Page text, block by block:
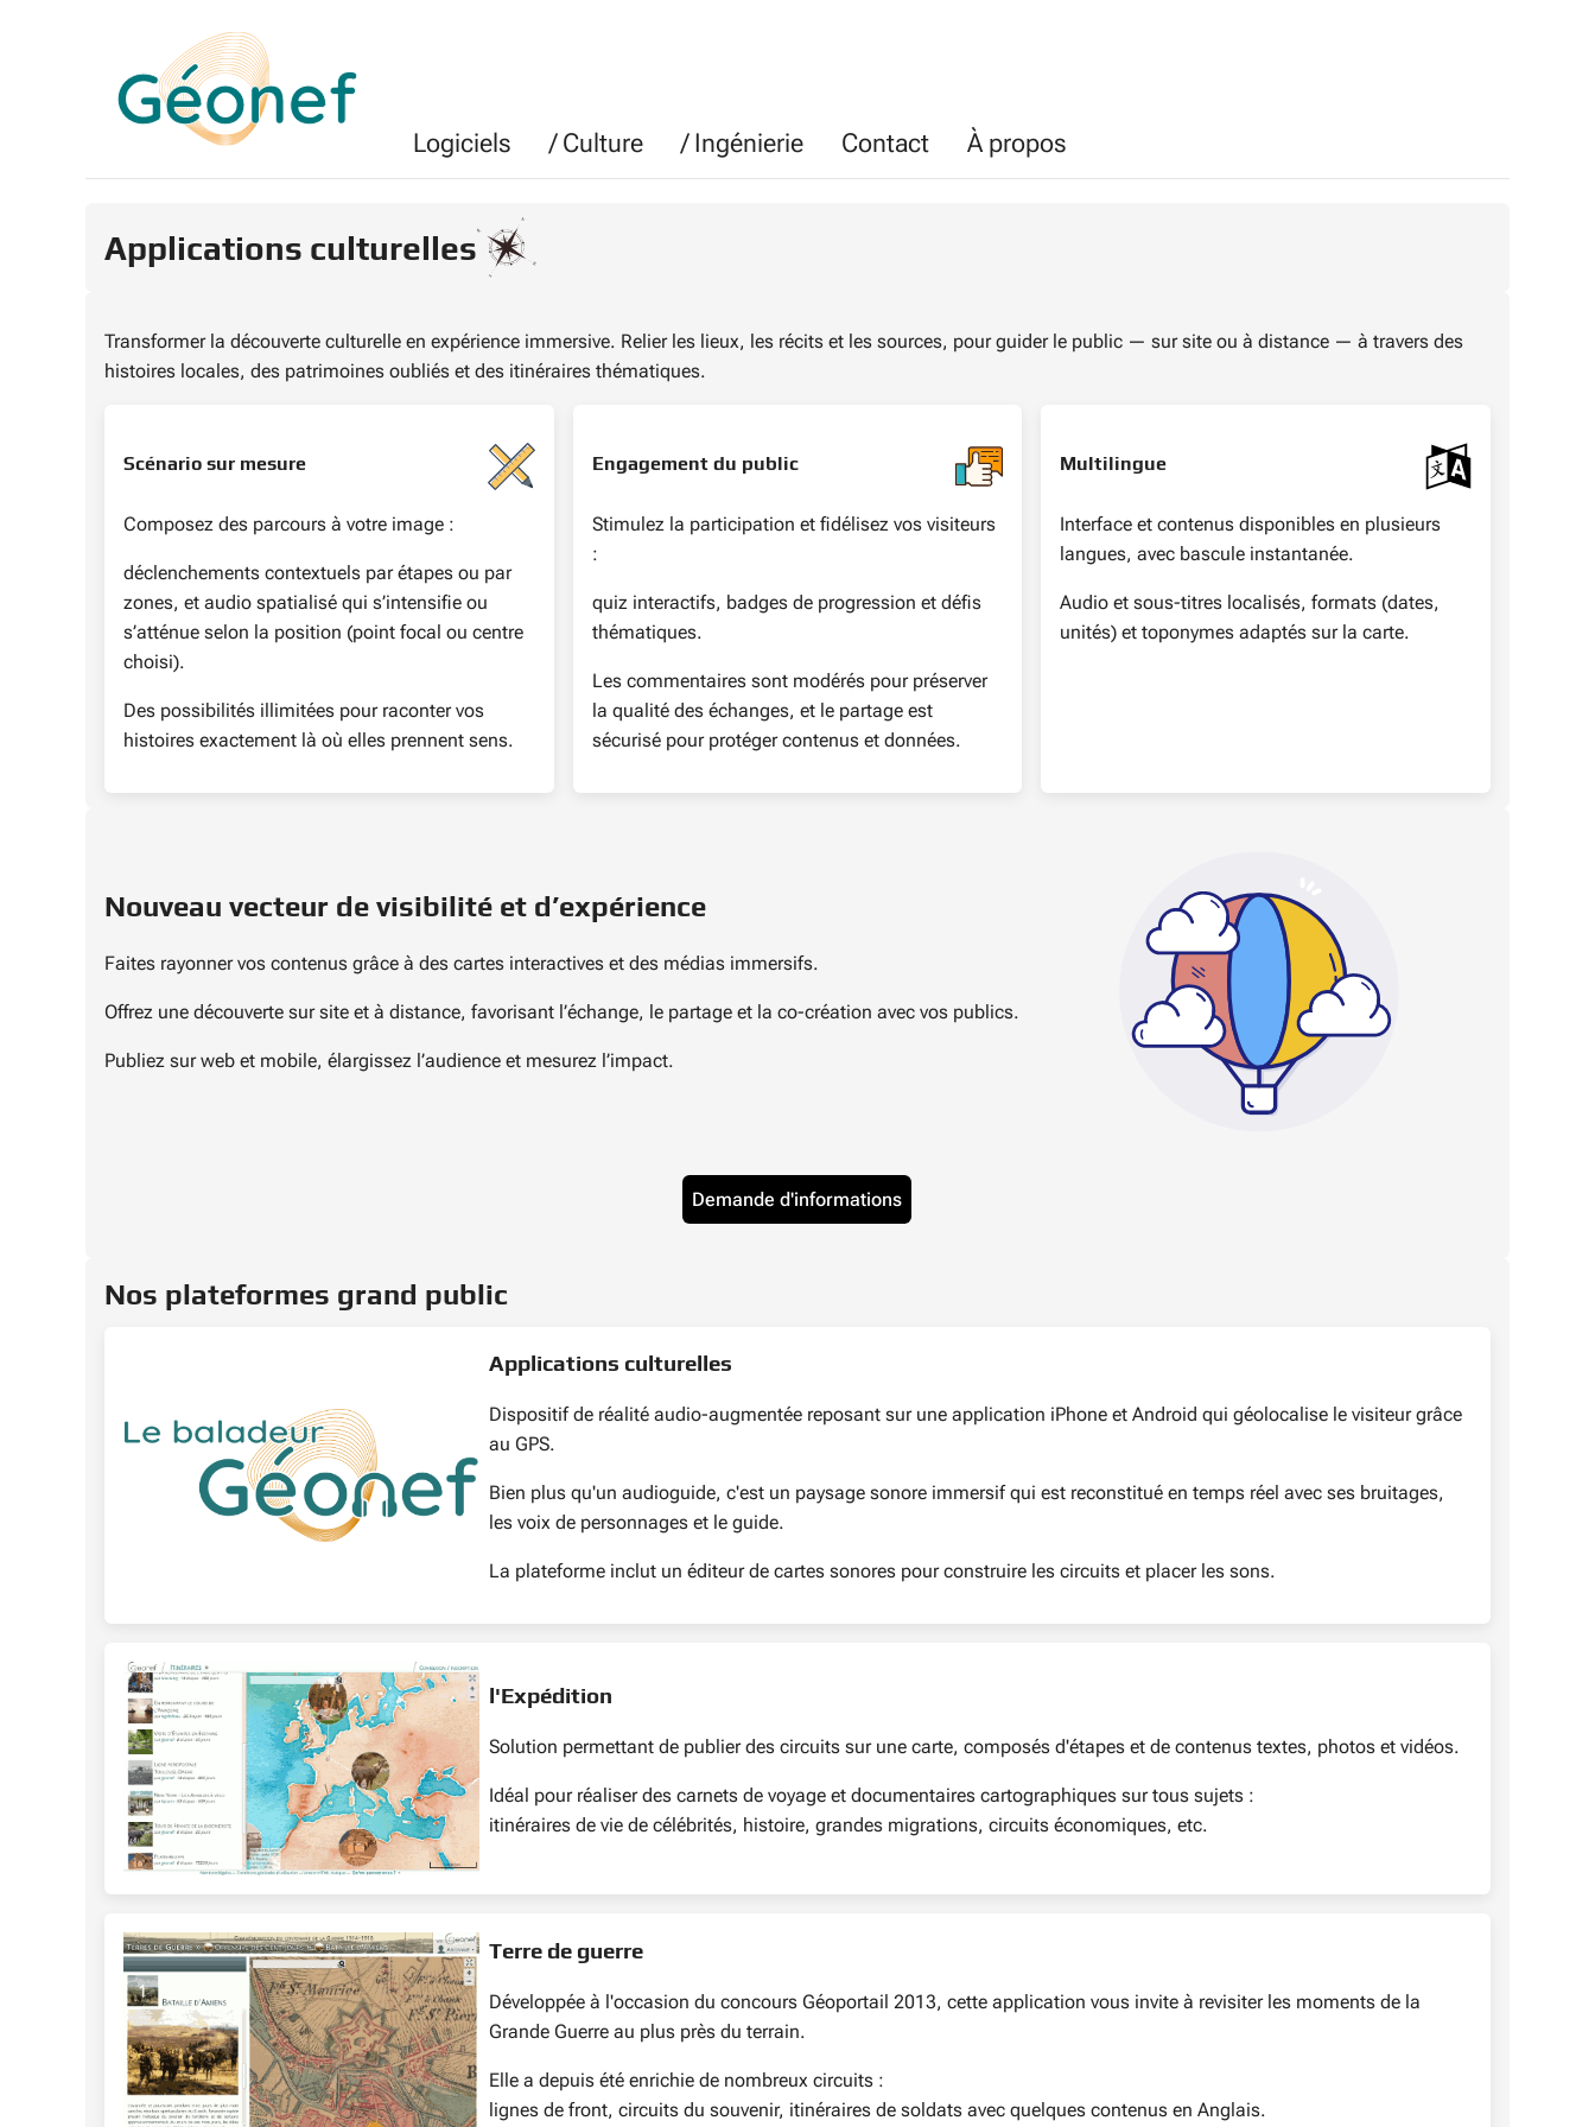
Logiciels / Culture / Ingénierie Contact À propos
Applications culturelles
Transformer la découverte culturelle en expérience immersive. Relier les lieux, les récits et les sources, pour guider le public — sur site ou à distance — à travers des
histoires locales, des patrimoines oubliés et des itinéraires thématiques.
Scénario sur mesure
Composez des parcours à votre image :
déclenchements contextuels par étapes ou par
zones, et audio spatialisé qui s’intensifie ou
s’atténue selon la position (point focal ou centre
choisi).
Des possibilités illimitées pour raconter vos
histoires exactement là où elles prennent sens.
Engagement du public
Stimulez la participation et fidélisez vos visiteurs
:
quiz interactifs, badges de progression et défis
thématiques.
Les commentaires sont modérés pour préserver
la qualité des échanges, et le partage est
sécurisé pour protéger contenus et données.
Multilingue
Interface et contenus disponibles en plusieurs
langues, avec bascule instantanée.
Audio et sous-titres localisés, formats (dates,
unités) et toponymes adaptés sur la carte.
Nouveau vecteur de visibilité et d’expérience
Faites rayonner vos contenus grâce à des cartes interactives et des médias immersifs.
Offrez une découverte sur site et à distance, favorisant l’échange, le partage et la co-création avec vos publics.
Publiez sur web et mobile, élargissez l’audience et mesurez l’impact.
Demande d'informations
Nos plateformes grand public
Applications culturelles
Dispositif de réalité audio-augmentée reposant sur une application iPhone et Android qui géolocalise le visiteur grâce
au GPS.
Bien plus qu'un audioguide, c'est un paysage sonore immersif qui est reconstitué en temps réel avec ses bruitages,
les voix de personnages et le guide.
La plateforme inclut un éditeur de cartes sonores pour construire les circuits et placer les sons.
l'Expédition
Solution permettant de publier des circuits sur une carte, composés d'étapes et de contenus textes, photos et vidéos.
Idéal pour réaliser des carnets de voyage et documentaires cartographiques sur tous sujets :
itinéraires de vie de célébrités, histoire, grandes migrations, circuits économiques, etc.
Terre de guerre
Développée à l'occasion du concours Géoportail 2013, cette application vous invite à revisiter les moments de la
Grande Guerre au plus près du terrain.
Elle a depuis été enrichie de nombreux circuits :
lignes de front, circuits du souvenir, itinéraires de soldats avec quelques contenus en Anglais.